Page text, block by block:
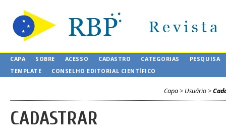
CAPA SOBRE ACESSO CADASTRO CATEGORIAS
PESQUISA
TEMPLATE
CONSELHO EDITORIAL CIENTÍFICO
Capa > Usuário >
CADASTRAR